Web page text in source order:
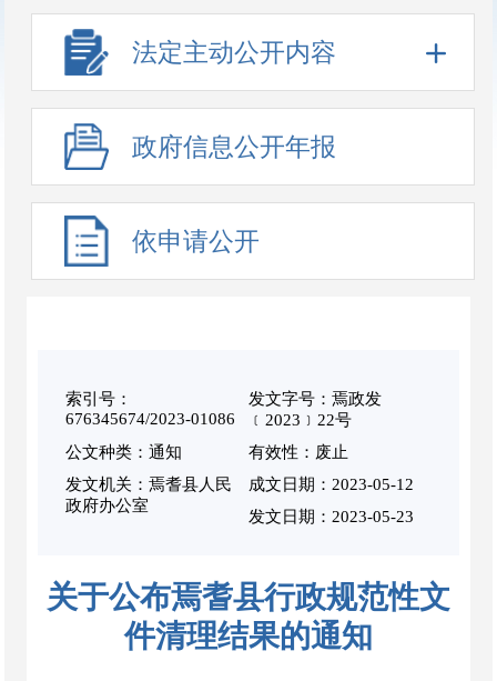
法定主动公开内容
政府信息公开年报
依申请公开
索引号：
676345674/2023-01086
发文字号：焉政发
﹝2023﹞22号
公文种类：通知
有效性：废止
发文机关：焉耆县人民
政府办公室
成文日期： 2023-05-12
发文日期：2023-05-23
关于公布焉耆县行政规范性文
件清理结果的通知